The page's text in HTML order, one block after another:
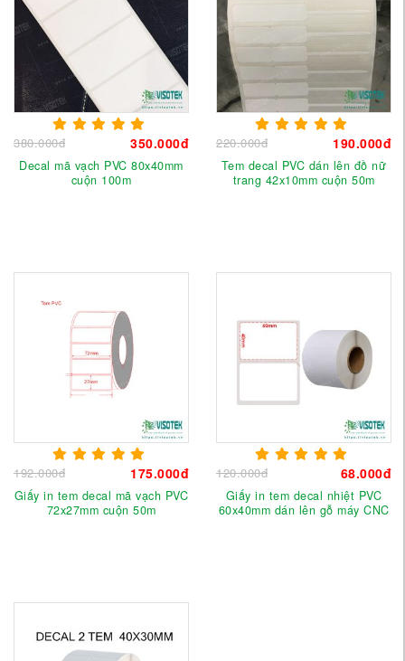
380.000đ 350.000đ
Decal mã vạch PVC 80x40mm
cuộn 100m
220.000đ 190.000đ
Tem decal PVC dán lên đồ nữ
trang 42x10mm cuộn 50m
192.000đ 175.000đ
Giấy in tem decal mã vạch PVC
72x27mm cuộn 50m
120.000đ 68.000đ
Giấy in tem decal nhiệt PVC
60x40mm dán lên gỗ máy CNC